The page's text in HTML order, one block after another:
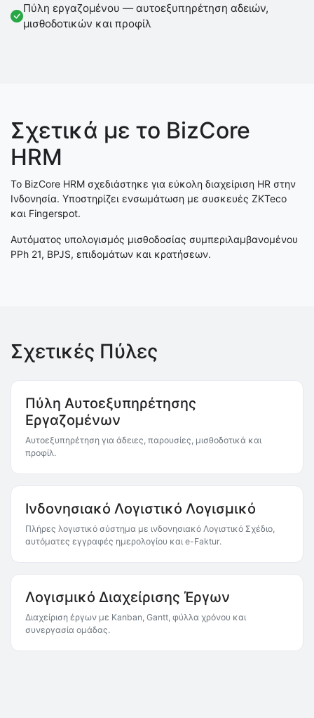
Πύλη εργαζομένου — αυτοεξυπηρέτηση αδειών,
μισθοδοτικών και προφίλ
Σχετικά με το BizCore
HRM
Το BizCore HRM σχεδιάστηκε για εύκολη διαχείριση HR στην
Ινδονησία. Υποστηρίζει ενσωμάτωση με συσκευές ZKTeco
και Fingerspot.
Αυτόματος υπολογισμός μισθοδοσίας συμπεριλαμβανομένου
PPh 21, BPJS, επιδομάτων και κρατήσεων.
Σχετικές Πύλες
Πύλη Αυτοεξυπηρέτησης
Εργαζομένων
Αυτοεξυπηρέτηση για άδειες, παρουσίες, μισθοδοτικά και
προφίλ.
Ινδονησιακό Λογιστικό Λογισμικό
Πλήρες λογιστικό σύστημα με ινδονησιακό Λογιστικό Σχέδιο,
αυτόματες εγγραφές ημερολογίου και e-Faktur.
Λογισμικό Διαχείρισης Έργων
Διαχείριση έργων με Kanban, Gantt, φύλλα χρόνου και
συνεργασία ομάδας.